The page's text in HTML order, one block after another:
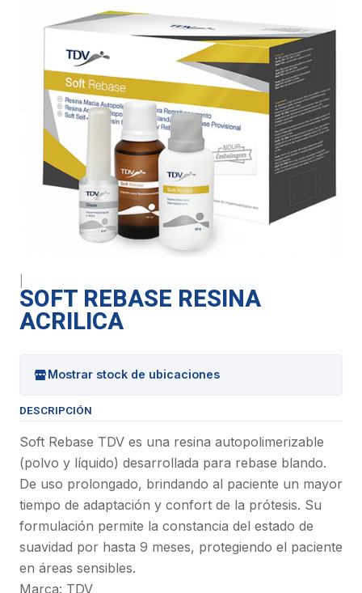
SOFT REBASE RESINA
ACRILICA
Mostrar stock de ubicaciones
DESCRIPCIÓN
Soft Rebase TDV es una resina autopolimerizable
(polvo y líquido) desarrollada para rebase blando.
De uso prolongado, brindando al paciente un mayor
tiempo de adaptación y confort de la prótesis. Su
formulación permite la constancia del estado de
suavidad por hasta 9 meses, protegiendo el paciente
en áreas sensibles.
Marca: TDV